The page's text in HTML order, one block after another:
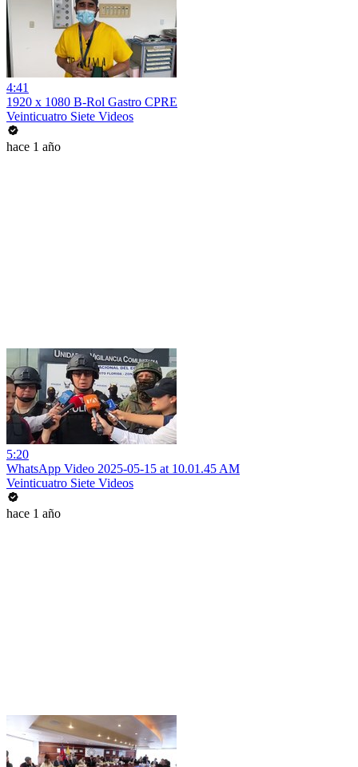
4:41
1920 x 1080 B-Rol Gastro CPRE
Veinticuatro Siete Videos
hace 1 año
5:20
WhatsApp Video 2025-05-15 at 10.01.45 AM
Veinticuatro Siete Videos
hace 1 año